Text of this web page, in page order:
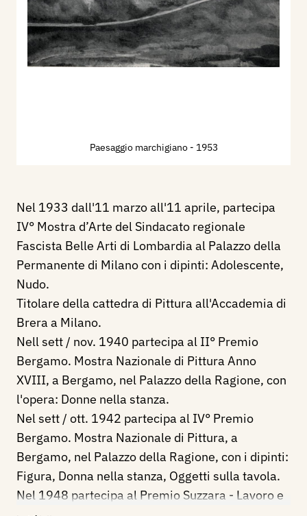
Paesaggio marchigiano - 1953
Nel 1933 dall'11 marzo all'11 aprile, partecipa
IV° Mostra d’Arte del Sindacato regionale
Fascista Belle Arti di Lombardia al Palazzo della
Permanente di Milano con i dipinti: Adolescente,
Nudo.
Titolare della cattedra di Pittura all'Accademia di
Brera a Milano.
Nell sett / nov. 1940 partecipa al II° Premio
Bergamo. Mostra Nazionale di Pittura Anno
XVIII, a Bergamo, nel Palazzo della Ragione, con
l'opera: Donne nella stanza.
Nel sett / ott. 1942 partecipa al IV° Premio
Bergamo. Mostra Nazionale di Pittura, a
Bergamo, nel Palazzo della Ragione, con i dipinti:
Figura, Donna nella stanza, Oggetti sulla tavola.
Nel 1948 partecipa al Premio Suzzara - Lavoro e